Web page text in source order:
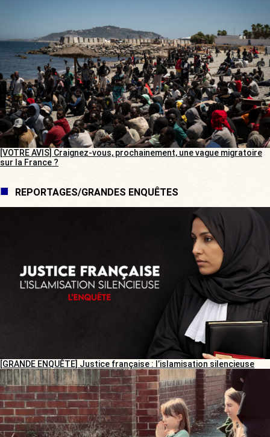
[VOTRE AVIS] Craignez-vous, prochainement, une vague migratoire
sur la France ?
REPORTAGES/GRANDES ENQUÊTES
[GRANDE ENQUÊTE] Justice française : l’islamisation silencieuse